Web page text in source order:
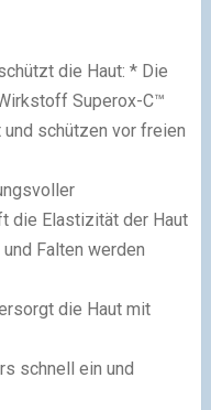
die Haut: * Die
Superox-C™
schützen vor freien
die Elastizität der Haut
Falten werden
die Haut mit
schnell ein und